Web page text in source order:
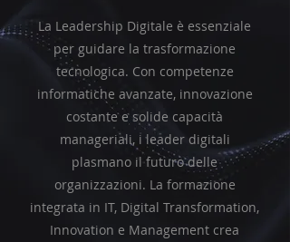
La Leadership Digitale è essenziale
per guidare la trasformazione
tecnologica. Con competenze
informatiche avanzate, innovazione
costante e solide capacità
manageriali, i leader digitali
plasmano il futuro delle
organizzazioni. La formazione
integrata in IT, Digital Transformation,
Innovation e Management crea